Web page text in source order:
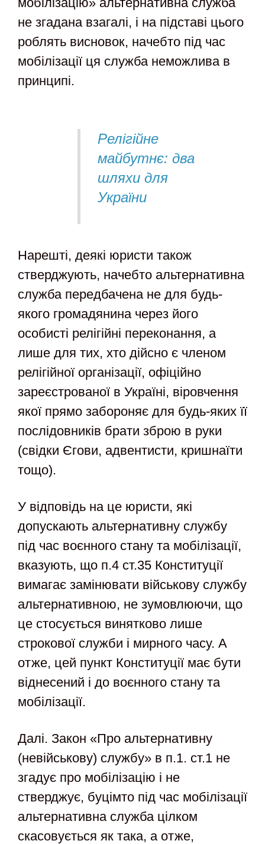
не згадана взагалі, і на підставі цього
роблять висновок, начебто під час
мобілізації ця служба неможлива в
принципі.
Релігійне
майбутнє: два
шляхи для
України
Нарешті, деякі юристи також
стверджують, начебто альтернативна
служба передбачена не для будь-
якого громадянина через його
особисті релігійні переконання, а
лише для тих, хто дійсно є членом
релігійної організації, офіційно
зареєстрованої в Україні, віровчення
якої прямо забороняє для будь-яких її
послідовників брати зброю в руки
(свідки Єгови, адвентисти, кришнаїти
тощо).
У відповідь на це юристи, які
допускають альтернативну службу
під час воєнного стану та мобілізації,
вказують, що п.4 ст.35 Конституції
вимагає замінювати військову службу
альтернативною, не зумовлюючи, що
це стосується винятково лише
строкової служби і мирного часу. А
отже, цей пункт Конституції має бути
віднесений і до воєнного стану та
мобілізації.
Далі. Закон «Про альтернативну
(невійськову) службу» в п.1. ст.1 не
згадує про мобілізацію і не
стверджує, буцімто під час мобілізації
альтернативна служба цілком
скасовується як така, а отже,